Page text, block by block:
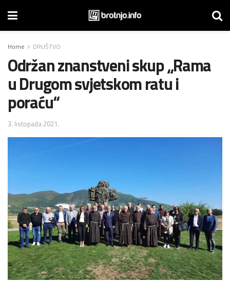
Home DRUŠTVO
Održan znanstveni skup „Rama
u Drugom svjetskom ratu i
poraću“
3. listopada 2021.